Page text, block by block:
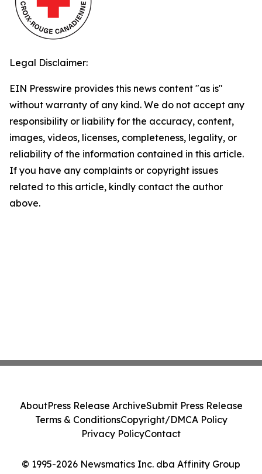
Legal Disclaimer:
EIN Presswire provides this news content "as is"
without warranty of any kind. We do not accept any
responsibility or liability for the accuracy, content,
images, videos, licenses, completeness, legality, or
reliability of the information contained in this article.
If you have any complaints or copyright issues
related to this article, kindly contact the author
above.
© 1995-2026 Newsmatics Inc. dba Affinity Group
AboutPress Release ArchiveSubmit Press Release
Terms & ConditionsCopyright/DMCA Policy
Privacy PolicyContact